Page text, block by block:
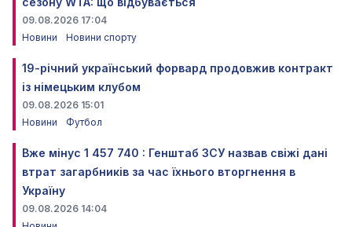
09.08.2026 17:04
Новини
Новини спорту
19-річний український форвард продовжив контракт
із німецьким клубом
09.08.2026 15:01
Новини
Футбол
Вже мінус 1 457 740 : Генштаб ЗСУ назвав свіжі дані
втрат загарбників за час їхнього вторгнення в
Україну
09.08.2026 14:04